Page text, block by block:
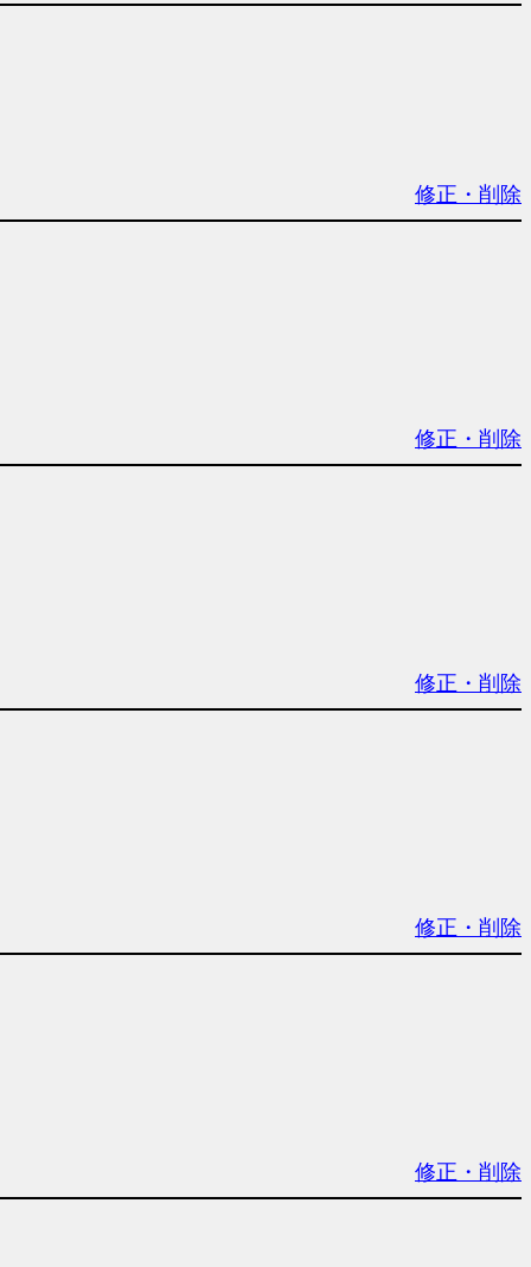
修正・削除
修正・削除
修正・削除
修正・削除
修正・削除